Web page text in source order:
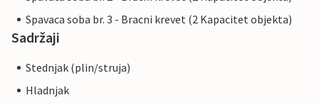
Spavaca soba br. 3 - Bracni krevet (2 Kapacitet objekta)
Sadržaji
Stednjak (plin/struja)
Hladnjak